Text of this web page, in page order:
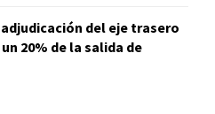
del eje trasero
20% de la salida de